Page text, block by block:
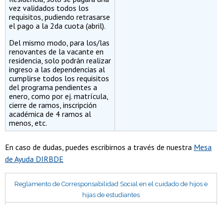
vez validados todos los
requisitos, pudiendo retrasarse
el pago a la 2da cuota (abril).
Del mismo modo, para los/las
renovantes de la vacante en
residencia, solo podrán realizar
ingreso a las dependencias al
cumplirse todos los requisitos
del programa pendientes a
enero, como por ej. matrícula,
cierre de ramos, inscripción
académica de 4 ramos al
menos, etc.
En caso de dudas, puedes escribirnos a través de nuestra Mesa
de Ayuda DIRBDE
Reglamento de Corresponsabilidad Social en el cuidado de hijos e
hijas de estudiantes